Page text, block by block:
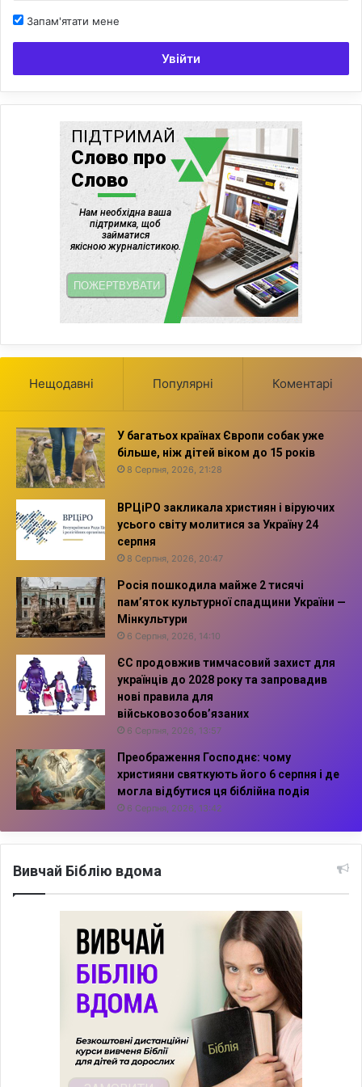
Запам'ятати мене
Увійти
Нещодавні Популярні Коментарі
У багатьох країнах Європи собак уже
більше, ніж дітей віком до 15 років
8 Серпня, 2026, 21:28
ВРЦіРО закликала християн і віруючих
усього світу молитися за Україну 24
серпня
8 Серпня, 2026, 20:47
Росія пошкодила майже 2 тисячі
пам’яток культурної спадщини України —
Мінкультури
6 Серпня, 2026, 14:10
ЄС продовжив тимчасовий захист для
українців до 2028 року та запровадив
нові правила для
військовозобов’язаних
6 Серпня, 2026, 13:57
Преображення Господнє: чому
християни святкують його 6 серпня і де
могла відбутися ця біблійна подія
6 Серпня, 2026, 13:42
Вивчай Біблію вдома